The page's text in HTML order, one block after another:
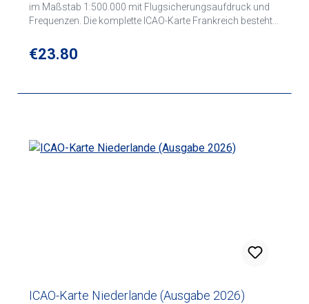
im Maßstab 1:500.000 mit Flugsicherungsaufdruck und
Frequenzen. Die komplette ICAO-Karte Frankreich besteht
Südwest Südost
Regular price:
€23.80
ICAO-Karte Niederlande (Ausgabe 2026)